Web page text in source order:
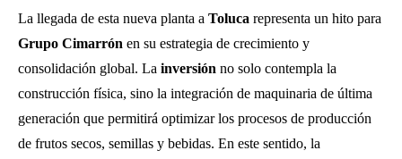
La llegada de esta nueva planta a Toluca representa un hito para
Grupo Cimarrón en su estrategia de crecimiento y
consolidación global. La inversión no solo contempla la
construcción física, sino la integración de maquinaria de última
generación que permitirá optimizar los procesos de producción
de frutos secos, semillas y bebidas. En este sentido, la